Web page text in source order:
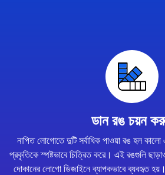
ডান রঙ চয়ন
নাপিত লোগোতে দুটি সর্বাধিক পাওয়া রঙ হল কালো
প্রকৃতিকে স্পষ্টভাবে চিত্রিত করে। এই রঙগুলি
দোকানের লোগো ডিজাইনে ব্যাপকভাবে ব্যবহৃত